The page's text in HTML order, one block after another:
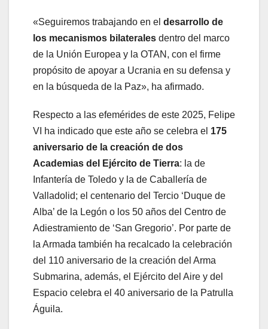
«Seguiremos trabajando en el desarrollo de
los mecanismos bilaterales dentro del marco
de la Unión Europea y la OTAN, con el firme
propósito de apoyar a Ucrania en su defensa y
en la búsqueda de la Paz», ha afirmado.
Respecto a las efemérides de este 2025, Felipe
VI ha indicado que este año se celebra el 175
aniversario de la creación de dos
Academias del Ejército de Tierra: la de
Infantería de Toledo y la de Caballería de
Valladolid; el centenario del Tercio ‘Duque de
Alba’ de la Legón o los 50 años del Centro de
Adiestramiento de ‘San Gregorio’. Por parte de
la Armada también ha recalcado la celebración
del 110 aniversario de la creación del Arma
Submarina, además, el Ejército del Aire y del
Espacio celebra el 40 aniversario de la Patrulla
Águila.